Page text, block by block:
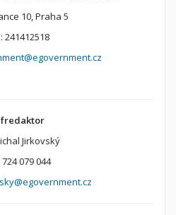
10, Praha 5
241412518
Jirkovský
079 044